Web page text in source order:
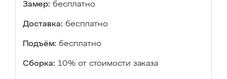
Замер: бесплатно
Доставка: бесплатно
Подъём: бесплатно
Сборка: 10% от стоимости заказа